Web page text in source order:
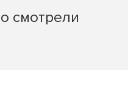
смотрели